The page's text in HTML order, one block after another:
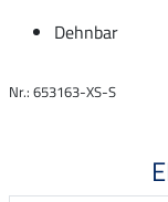
Dehnbar
Nr.: 653163-XS-S